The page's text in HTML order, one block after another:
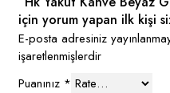
için yorum yapan ilk kişi
E-posta adresiniz
işaretlenmişlerdir
Puanınız *